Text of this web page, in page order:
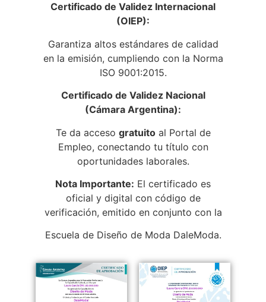
Certificado de Validez Internacional
(OIEP):
Garantiza altos estándares de calidad
en la emisión, cumpliendo con la Norma
ISO 9001:2015.
Certificado de Validez Nacional
(Cámara Argentina):
Te da acceso gratuitoal Portal de
Empleo, conectando tu título con
oportunidades laborales.
Nota Importante: El certificado es
oficial y digital con código de
verificación, emitido en conjunto con la
Escuela de Diseño de Moda DaleModa.